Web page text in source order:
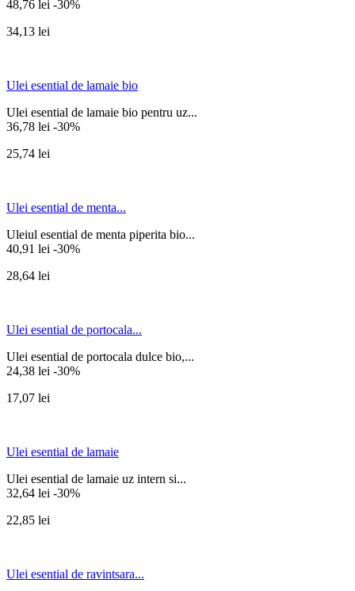
48,76 lei -30%
34,13 lei
Ulei esential de lamaie bio
Ulei esential de lamaie bio pentru uz...
36,78 lei -30%
25,74 lei
Ulei esential de menta...
Uleiul esential de menta piperita bio...
40,91 lei -30%
28,64 lei
Ulei esential de portocala...
Ulei esential de portocala dulce bio,...
24,38 lei -30%
17,07 lei
Ulei esential de lamaie
Ulei esential de lamaie uz intern si...
32,64 lei -30%
22,85 lei
Ulei esential de ravintsara...